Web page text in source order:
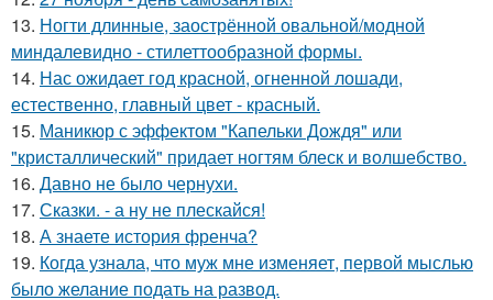
13. Ногти длинные, заострённой овальной/модной
миндалевидно - стилеттообразной формы.
14. Нас ожидает год красной, огненной лошади,
естественно, главный цвет - красный.
15. Маникюр с эффектом "Капельки Дождя" или
"кристаллический" придает ногтям блеск и волшебство.
16. Давно не было чернухи.
17. Сказки. - а ну не плескайся!
18. А знаете история френча?
19. Когда узнала, что муж мне изменяет, первой мыслью
было желание подать на развод.